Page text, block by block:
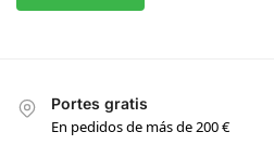
Portes gratis
En pedidos de más de 200 €